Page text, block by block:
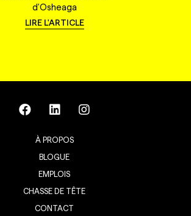
d'Osheaga
LIRE L'ARTICLE
À PROPOS
BLOGUE
EMPLOIS
CHASSE DE TÊTE
CONTACT